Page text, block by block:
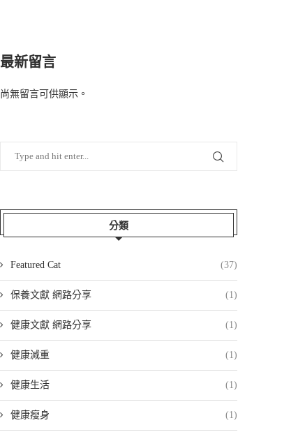
最新留言
尚無留言可供顯示。
分類
Featured Cat (37)
保養文獻 網路分享 (1)
健康文獻 網路分享 (1)
健康減重 (1)
健康生活 (1)
健康瘦身 (1)